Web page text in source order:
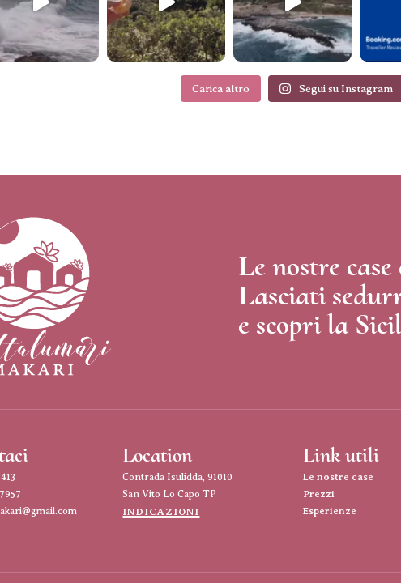
Carica altro Segui su Instagram
Le nostre
Lasciati
e scopri la
Location
Contrada Isulidda, 91010
San Vito Lo Capo TP
INDICAZIONI
Link utili
Le nostre case
Prezzi
Esperienze